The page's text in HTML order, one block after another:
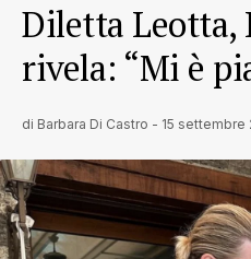
Diletta Leotta,
rivela: “Mi è
di Barbara Di Castro - 15 settembre